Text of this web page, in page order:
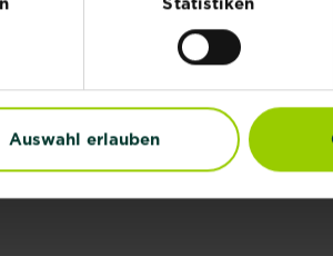
Auswahl erlauben
Mehr lesenüber Kreative
Gemüseanbau im
Garten: Tipps
Mehr lesen
über